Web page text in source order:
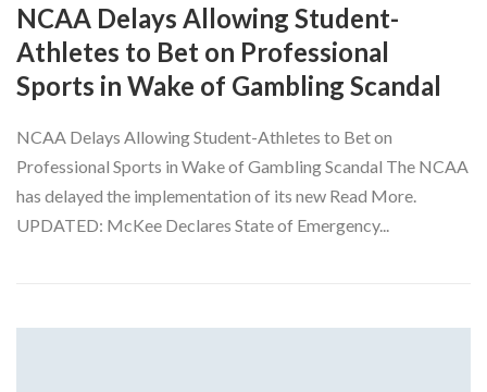
NCAA Delays Allowing Student-
Athletes to Bet on Professional
Sports in Wake of Gambling Scandal
NCAA Delays Allowing Student-Athletes to Bet on
Professional Sports in Wake of Gambling Scandal The NCAA
has delayed the implementation of its new Read More.
UPDATED: McKee Declares State of Emergency...